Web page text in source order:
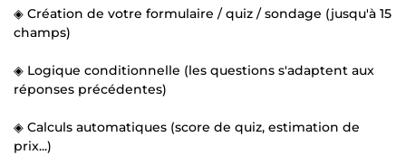
◈ Création de votre formulaire / quiz / sondage (jusqu'à 15
champs)
◈ Logique conditionnelle (les questions s'adaptent aux
réponses précédentes)
◈ Calculs automatiques (score de quiz, estimation de
prix...)